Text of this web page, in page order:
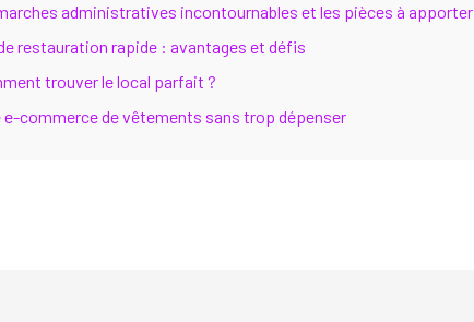
administratives incontournables et les pièces à apporter
restauration rapide : avantages et défis
trouver le local parfait ?
commerce de vêtements sans trop dépenser